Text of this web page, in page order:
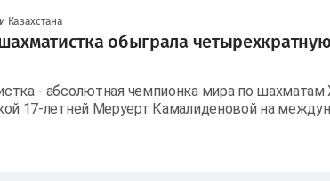
Казахстана
обыграла
- абсолютная чемпионка мира по шахматам
17-летней Меруерт Камалиденовой на